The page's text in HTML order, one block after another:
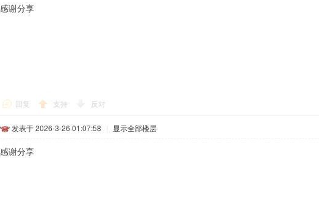
感谢分享
回复 支持 反对
发表于 2026-3-26 01:07:58 | 显示全部楼层
感谢分享